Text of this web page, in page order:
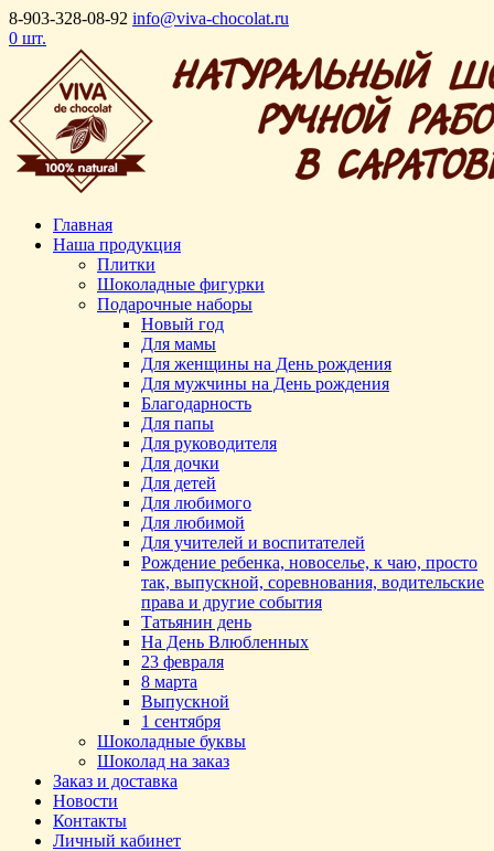
8-903-328-08-92 info@viva-chocolat.ru
0 шт.
Главная
Наша продукция
Плитки
Шоколадные фигурки
Подарочные наборы
Новый год
Для мамы
Для женщины на День рождения
Для мужчины на День рождения
Благодарность
Для папы
Для руководителя
Для дочки
Для детей
Для любимого
Для любимой
Для учителей и воспитателей
Рождение ребенка, новоселье, к чаю, просто
так, выпускной, соревнования, водительские
права и другие события
Татьянин день
На День Влюбленных
23 февраля
8 марта
Выпускной
1 сентября
Шоколадные буквы
Шоколад на заказ
Заказ и доставка
Новости
Контакты
Личный кабинет